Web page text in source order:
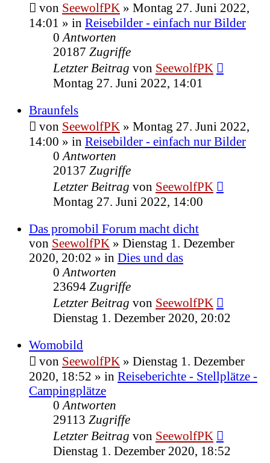
von SeewolfPK » Montag 27. Juni 2022,
14:01 » in Reisebilder - einfach nur Bilder
0 Antworten
20187 Zugriffe
Letzter Beitrag von SeewolfPK
Montag 27. Juni 2022, 14:01
Braunfels
von SeewolfPK » Montag 27. Juni 2022,
14:00 » in Reisebilder - einfach nur Bilder
0 Antworten
20137 Zugriffe
Letzter Beitrag von SeewolfPK
Montag 27. Juni 2022, 14:00
Das promobil Forum macht dicht
von SeewolfPK » Dienstag 1. Dezember
2020, 20:02 » in Dies und das
0 Antworten
23694 Zugriffe
Letzter Beitrag von SeewolfPK
Dienstag 1. Dezember 2020, 20:02
Womobild
von SeewolfPK » Dienstag 1. Dezember
2020, 18:52 » in Reiseberichte - Stellplätze -
Campingplätze
0 Antworten
29113 Zugriffe
Letzter Beitrag von SeewolfPK
Dienstag 1. Dezember 2020, 18:52